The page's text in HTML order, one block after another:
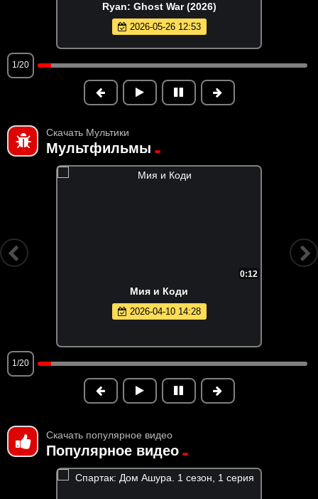
Ryan: Ghost War (2026)
2026-05-26 12:53
1/20
Скачать Мультики
Мультфильмы
0:12
Мия и Коди
2026-04-10 14:28
1/20
Скачать популярное видео
Популярное видео